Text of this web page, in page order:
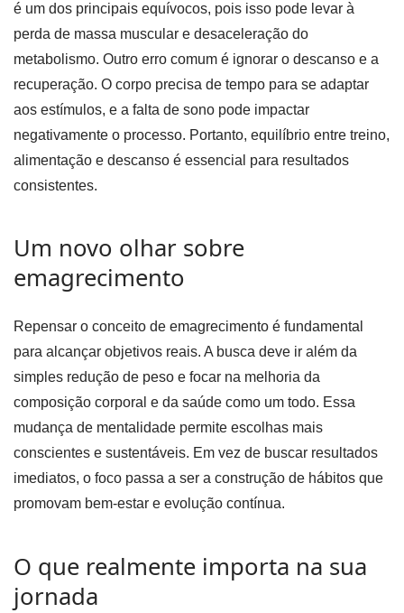
é um dos principais equívocos, pois isso pode levar à
perda de massa muscular e desaceleração do
metabolismo. Outro erro comum é ignorar o descanso e a
recuperação. O corpo precisa de tempo para se adaptar
aos estímulos, e a falta de sono pode impactar
negativamente o processo. Portanto, equilíbrio entre treino,
alimentação e descanso é essencial para resultados
consistentes.
Um novo olhar sobre
emagrecimento
Repensar o conceito de emagrecimento é fundamental
para alcançar objetivos reais. A busca deve ir além da
simples redução de peso e focar na melhoria da
composição corporal e da saúde como um todo. Essa
mudança de mentalidade permite escolhas mais
conscientes e sustentáveis. Em vez de buscar resultados
imediatos, o foco passa a ser a construção de hábitos que
promovam bem-estar e evolução contínua.
O que realmente importa na sua
jornada